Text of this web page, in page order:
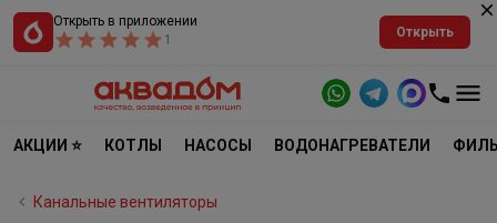
Открыть в приложении
1
Открыть
АКЦИИ ⭐ КОТЛЫ НАСОСЫ ВОДОНАГРЕВАТЕЛИ
Канальные вентиляторы